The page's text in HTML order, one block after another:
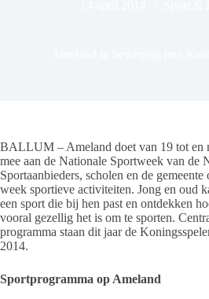
BALLUM – Ameland doet van 19 tot en
mee aan de Nationale Sportweek van de
Sportaanbieders, scholen en de gemeente
week sportieve activiteiten. Jong en oud
een sport die bij hen past en ontdekken
vooral gezellig het is om te sporten.
programma staan dit jaar de
2014.
Sportprogramma op Ameland